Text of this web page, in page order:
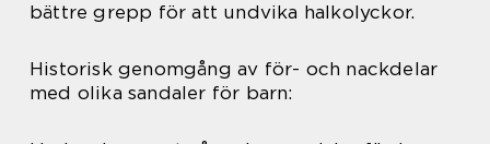
bättre grepp för att undvika halkolyckor.
Historisk genomgång av för- och nackdelar
med olika sandaler för barn: